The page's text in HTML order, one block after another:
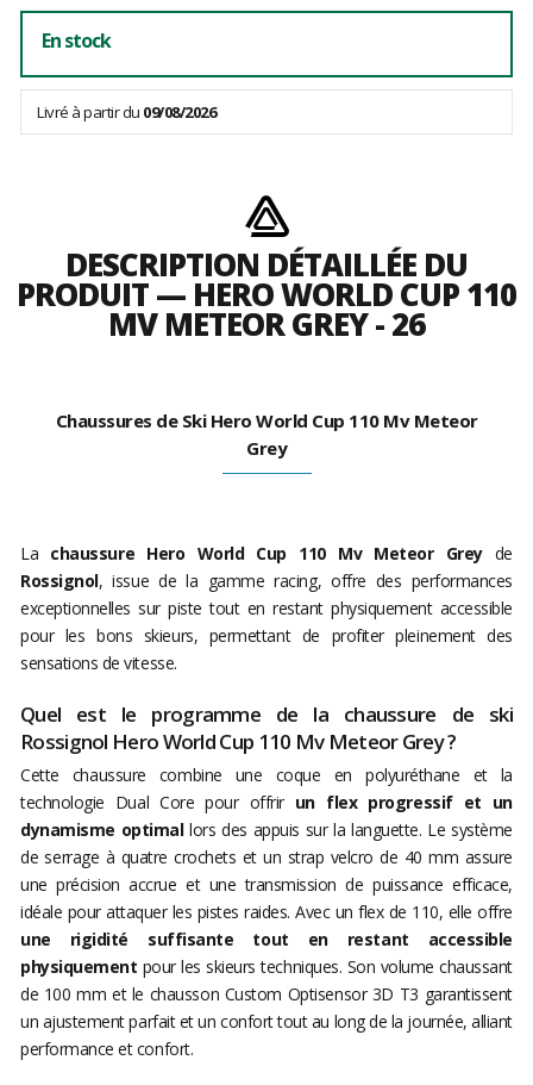
En stock
Livré à partir du 09/08/2026
DESCRIPTION DÉTAILLÉE DU
PRODUIT — HERO WORLD CUP 110
MV METEOR GREY - 26
Chaussures de Ski Hero World Cup 110 Mv Meteor
Grey
La chaussure Hero World Cup 110 Mv Meteor Greyde
Rossignol, issue de la gamme racing, offre des performances
exceptionnelles sur piste tout en restant physiquement accessible
pour les bons skieurs, permettant de profiter pleinement des
sensations de vitesse.
Quel est le programme de la chaussure de ski
Rossignol Hero World Cup 110 Mv Meteor Grey ?
Cette chaussure combine une coque en polyuréthane et la
technologie Dual Core pour offrir un flex progressif et un
dynamisme optimallors des appuis sur la languette. Le système
de serrage à quatre crochets et un strap velcro de 40 mm assure
une précision accrue et une transmission de puissance efficace,
idéale pour attaquer les pistes raides. Avec un flex de 110, elle offre
une rigidité suffisante tout en restant accessible
physiquement pour les skieurs techniques. Son volume chaussant
de 100 mm et le chausson Custom Optisensor 3D T3 garantissent
un ajustement parfait et un confort tout au long de la journée, alliant
performance et confort.